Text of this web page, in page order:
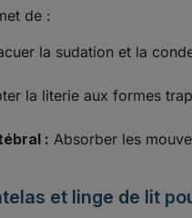
de :
la sudation et la
la literie aux formes
: Absorber les
et linge de lit